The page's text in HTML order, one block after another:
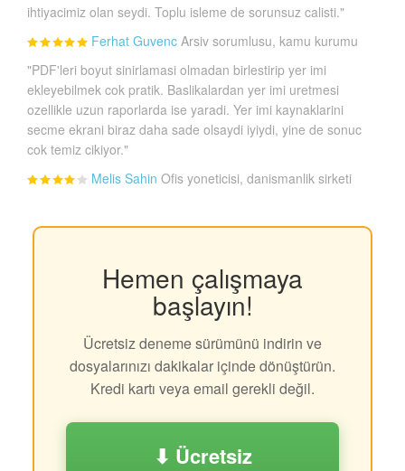
ihtiyacimiz olan seydi. Toplu isleme de sorunsuz calisti."
Ferhat Guvenc Arsiv sorumlusu, kamu kurumu
"PDF'leri boyut sinirlamasi olmadan birlestirip yer imi
ekleyebilmek cok pratik. Baslikalardan yer imi uretmesi
ozellikle uzun raporlarda ise yaradi. Yer imi kaynaklarini
secme ekrani biraz daha sade olsaydi iyiydi, yine de sonuc
cok temiz cikiyor."
Melis Sahin Ofis yoneticisi, danismanlik sirketi
Hemen çalışmaya
başlayın!
Ücretsiz deneme sürümünü indirin ve
dosyalarınızı dakikalar içinde dönüştürün.
Kredi kartı veya email gerekli değil.
⬇ Ücretsiz